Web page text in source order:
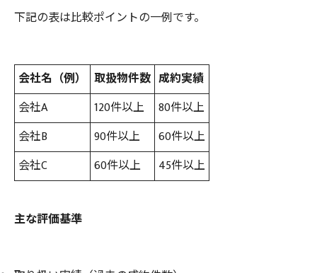
下記の表は比較ポイントの一例です。
会社名（例） 取扱物件数 成約実績
会社A
120件以上
80件以上
会社B
90件以上
60件以上
会社C
60件以上 45件以上
主な評価基準